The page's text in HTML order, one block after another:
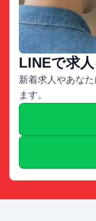
LINEで求
新着求人やあな
ます。